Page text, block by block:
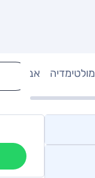
מולטימדיה אבזור